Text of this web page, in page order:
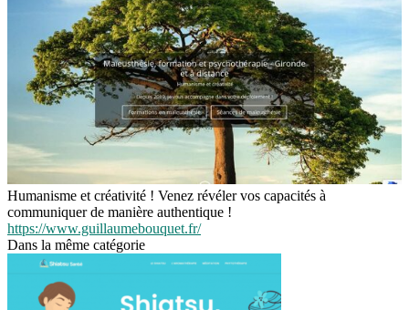
Humanisme et créativité ! Venez révéler vos capacités à
communiquer de manière authentique !
https://www.guillaumebouquet.fr/
Dans la même catégorie